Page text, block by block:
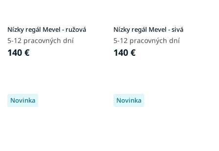
Nízky regál Mevel - ružová
5-12 pracovných dní
140 €
Nízky regál Mevel - sivá
5-12 pracovných dní
140 €
Novinka Novinka